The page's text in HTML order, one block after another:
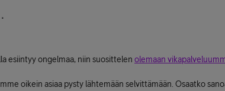
esiintyy ongelmaa, niin suosittelen olemaan
oikein asiaa pysty lähtemään selvittämään. Osaatko